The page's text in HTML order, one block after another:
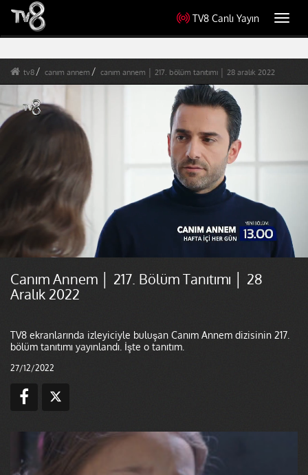
TV8 Canlı Yayın
tv8 canım annem canım annem │ 217. bölüm tanıtımı │ 28 aralık 2022
Canım Annem │ 217. Bölüm Tanıtımı │ 28
Aralık 2022
TV8 ekranlarında izleyiciyle buluşan Canım Annem dizisinin 217.
bölüm tanıtımı yayınlandı. İşte o tanıtım.
27/12/2022